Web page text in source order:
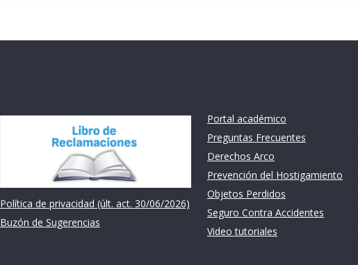
Política de privacidad (últ. act. 30/06/2026)
Buzón de Sugerencias
Portal académico
Preguntas Frecuentes
Derechos Arco
Prevención del Hostigamiento
Objetos Perdidos
Seguro Contra Accidentes
Video tutoriales